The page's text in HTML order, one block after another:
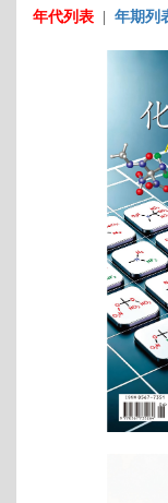
年代列表 年期列